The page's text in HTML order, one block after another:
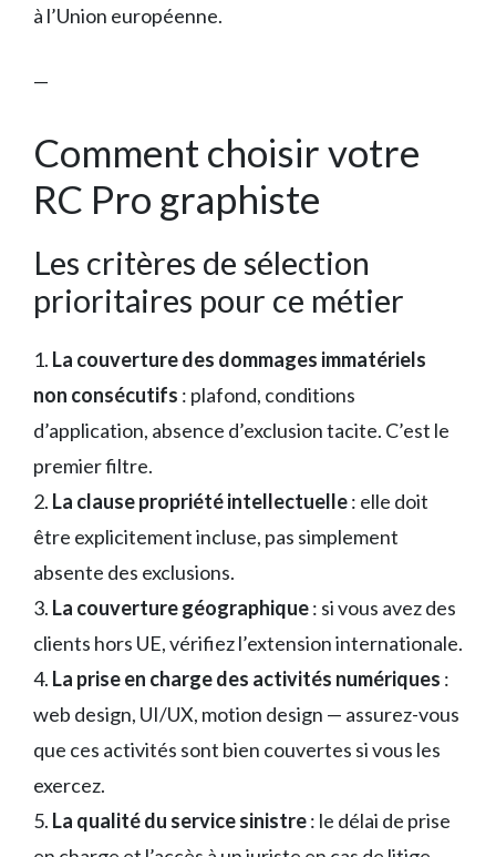
à l’Union européenne.
—
Comment choisir votre
RC Pro graphiste
Les critères de sélection
prioritaires pour ce métier
1. La couverture des dommages immatériels
non consécutifs : plafond, conditions
d’application, absence d’exclusion tacite. C’est le
premier filtre.
2. La clause propriété intellectuelle: elle doit
être explicitement incluse, pas simplement
absente des exclusions.
3. La couverture géographique: si vous avez des
clients hors UE, vérifiez l’extension internationale.
4. La prise en charge des activités numériques :
web design, UI/UX, motion design — assurez-vous
que ces activités sont bien couvertes si vous les
exercez.
5. La qualité du service sinistre: le délai de prise